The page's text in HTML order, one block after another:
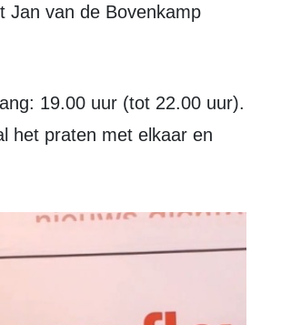
Jan van de Bovenkamp
het praten met elkaar en